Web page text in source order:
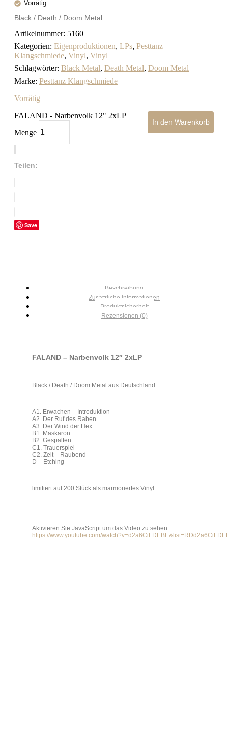
Vorrätig
Black / Death / Doom Metal
Artikelnummer: 5160
Kategorien: Eigenproduktionen, LPs, Pesttanz
Klangschmiede, Vinyl, Vinyl
Schlagwörter: Black Metal, Death Metal, Doom Metal
Marke: Pesttanz Klangschmiede
Vorrätig
FALAND - Narbenvolk 12" 2xLP
Menge
In den Warenkorb
Teilen:
Save
Beschreibung
Zusätzliche Informationen
Produktsicherheit
Rezensionen (0)
FALAND – Narbenvolk 12″ 2xLP
Black / Death / Doom Metal aus Deutschland
A1. Erwachen – Introduktion
A2. Der Ruf des Raben
A3. Der Wind der Hex
B1. Maskaron
B2. Gespalten
C1. Trauerspiel
C2. Zeit – Raubend
D – Etching
limitiert auf 200 Stück als marmoriertes Vinyl
Aktivieren Sie JavaScript um das Video zu sehen.
https://www.youtube.com/